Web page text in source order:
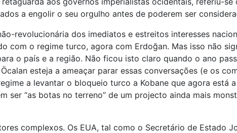
a engolir o seu orgulho antes de poderem ser
revolucionária dos imediatos e estreitos interesses
com o regime turco, agora com Erdoğan. Mas isso não
o país e a região. Não ficou isto claro quando o ano
esteja a ameaçar parar essas conversações (e os
a levantar o bloqueio turco a Kobane que agora
ser “as botas no terreno” de um projecto ainda mais
complexos. Os EUA, tal como o Secretário de Estado